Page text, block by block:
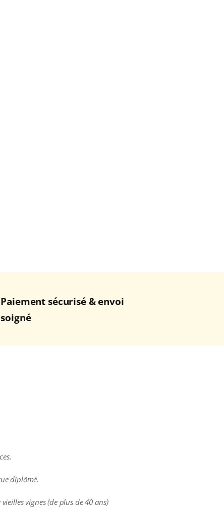
Paiement sécurisé & envoi
soigné
diplômé.
vignes (de plus de 40 ans)